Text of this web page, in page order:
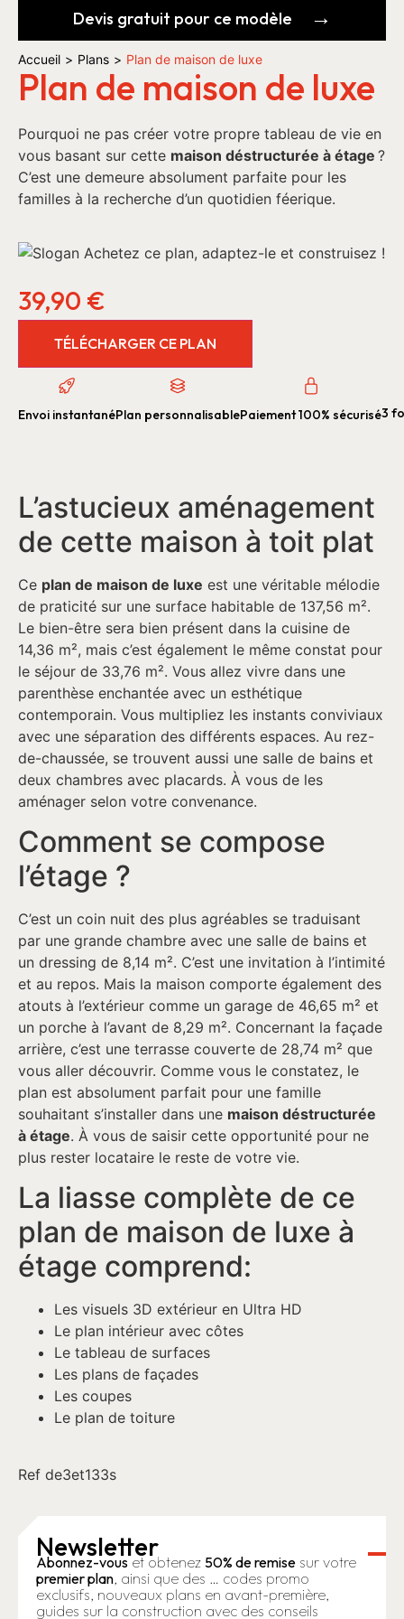
Devis gratuit pour ce modèle
Accueil > Plans > Plan de maison de luxe
Plan de maison de luxe
Pourquoi ne pas créer votre propre tableau de vie en
vous basant sur cette maison déstructurée à étage ?
C’est une demeure absolument parfaite pour les
familles à la recherche d’un quotidien féerique.
39,90 €
TÉLÉCHARGER CE PLAN
Envoi instantanéPlan personnalisablePaiement 100% sécurisé3
L’astucieux aménagement
de cette maison à toit plat
Ce plan de maison de luxe est une véritable mélodie
de praticité sur une surface habitable de 137,56 m².
Le bien-être sera bien présent dans la cuisine de
14,36 m², mais c’est également le même constat pour
le séjour de 33,76 m². Vous allez vivre dans une
parenthèse enchantée avec un esthétique
contemporain. Vous multipliez les instants conviviaux
avec une séparation des différents espaces. Au rez-
de-chaussée, se trouvent aussi une salle de bains et
deux chambres avec placards. À vous de les
aménager selon votre convenance.
Comment se compose
l’étage ?
C’est un coin nuit des plus agréables se traduisant
par une grande chambre avec une salle de bains et
un dressing de 8,14 m². C’est une invitation à l’intimité
et au repos. Mais la maison comporte également des
atouts à l’extérieur comme un garage de 46,65 m² et
un porche à l’avant de 8,29 m². Concernant la façade
arrière, c’est une terrasse couverte de 28,74 m² que
vous aller découvrir. Comme vous le constatez, le
plan est absolument parfait pour une famille
souhaitant s’installer dans une maison déstructurée
à étage. À vous de saisir cette opportunité pour ne
plus rester locataire le reste de votre vie.
La liasse complète de ce
plan de maison de luxe à
étage comprend:
Les visuels 3D extérieur en Ultra HD
Le plan intérieur avec côtes
Le tableau de surfaces
Les plans de façades
Les coupes
Le plan de toiture
Ref de3et133s
Newsletter
Abonnez-vous et obtenez 50% de remise sur votre
premier plan, ainsi que des … codes promo
exclusifs, nouveaux plans en avant-première,
guides sur la construction avec des conseils